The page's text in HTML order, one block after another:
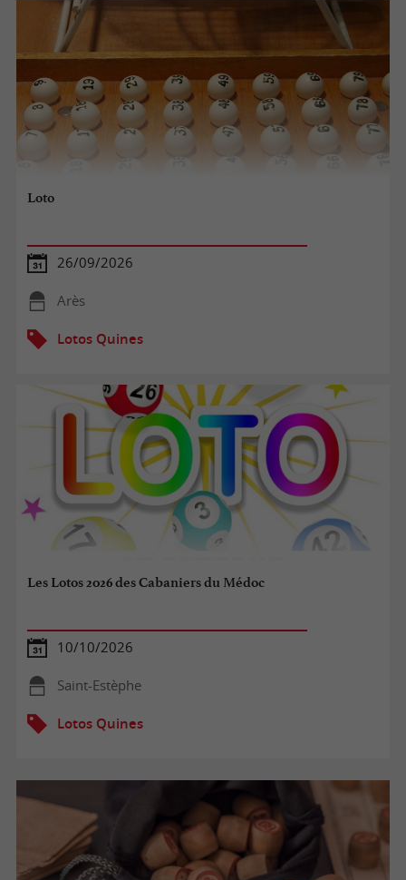
Loto
26/09/2026
Arès
Lotos Quines
Les Lotos 2026 des Cabaniers du Médoc
10/10/2026
Saint-Estèphe
Lotos Quines